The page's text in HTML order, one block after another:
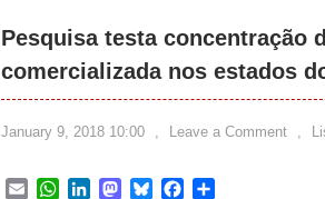
Pesquisa testa concentração
comercializada nos estados
January 9, 2018 10:00 , Leave a Comment ,
EmailWhatsApp
LinkedInMastodon
BlueskyFacebook